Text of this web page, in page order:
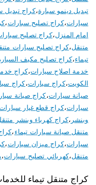
تبديل دينمو سيارة،كراج
سيارات،كراج تصليح سبارات،
امام المنزل،كراج تصليح
متنقل،كراج تصليح سيارات
تيماء،كراج تصليح مكيف
خدمة اصلاح سيارات،كراج
الكويت،كراج سيارات،كراج
صيانة سيارات،كراج صيانة
سيارات،كراج قطع غيار سيارات
وبنشر ،كراج كهرباء وبنشر
متنقل صيانة سيارات تيماء،
سيارات،كراج ميزان سيارات،
متنقل،كهربائي تصليح سيارات،
كراج متنقل تيماء